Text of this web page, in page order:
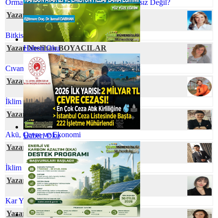
Haberi Oku
Haberi Oku
Orman Yangınlarını Önlemek Neden İmkansız Değil?
Yazar Nihal SÖZBİR KARAKUŞ
Bitkisel Atık Yağlar
Yazar Neslihan BOYACILAR
Cıvanın Taşınabilir Tür Pillerdeki Öyküsü
Yazar Prof. Dr. Zeynep ZAİMOĞLU
İklim Değişikliği ve Gıda Arzı
Yazar Serpil ÖZKAN
Akü, Çevre ve Ekonomi
Yazar Cihan YEŞİL
İklim Değişmesine Karşı Talep Hassasiyeti
Yazar Berna UÇAR
Kar Yağışının Faydaları
Yazar Dr. Özge SİVRİOĞLU